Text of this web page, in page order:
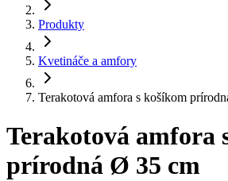
Produkty
Kvetináče a amfory
Terakotová amfora s košíkom
Terakotová amfora
prírodná Ø 35 cm